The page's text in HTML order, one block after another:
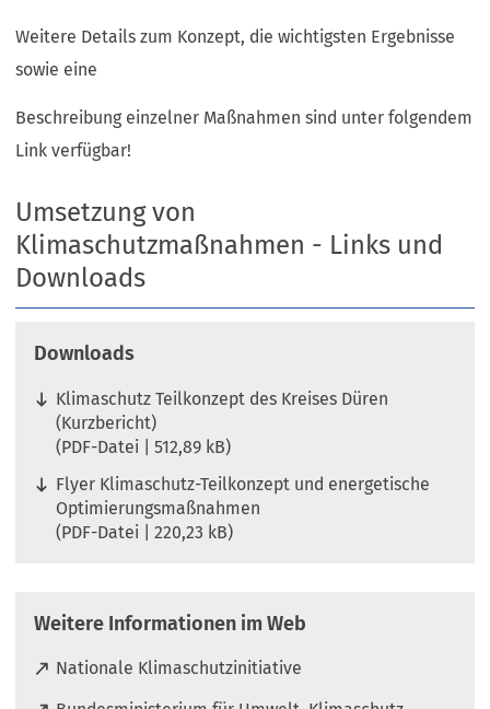
Weitere Details zum Konzept, die wichtigsten Ergebnisse
sowie eine
Beschreibung einzelner Maßnahmen sind unter folgendem
Link verfügbar!
Umsetzung von
Klimaschutzmaßnahmen - Links und
Downloads
Downloads
Klimaschutz Teilkonzept des Kreises Düren
(Kurzbericht)
PDF-Datei
512,89 kB
Flyer Klimaschutz-Teilkonzept und energetische
Optimierungsmaßnahmen
PDF-Datei 220,23 kB
Weitere Informationen im Web
Nationale Klimaschutzinitiative
(